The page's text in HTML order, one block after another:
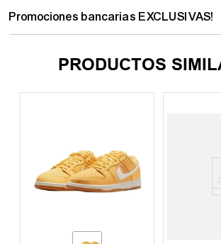
Promociones bancarias EXCLUSIVAS!
PRODUCTOS